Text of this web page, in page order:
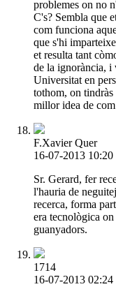
problemes on no
C's? Sembla que
com funciona
que s'hi
et resulta tant
de la ignorància, i
Universitat en
tothom, on
millor idea de
F.Xavier Quer
16-07-2013 10:20
Sr. Gerard, fer
l'hauria de
recerca, forma
era tecnològica
guanyadors.
1714
16-07-2013 02:24